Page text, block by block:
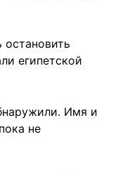
остановить
египетской
Имя и
не